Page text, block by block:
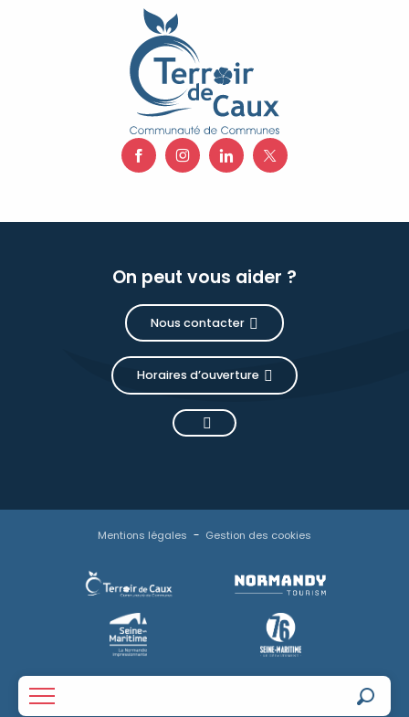
On peut vous aider ?
Nous contacter
Horaires d’ouverture
Mentions légales Gestion des cookies